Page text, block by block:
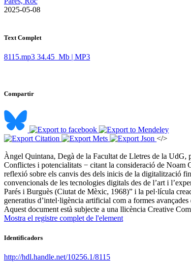
​ 2025-05-08
Text Complet
8115.mp3 34.45 Mb | MP3
Compartir
</>
Àngel Quintana, Degà de la Facultat de Lletres de la
Conflictes i potencialitats − citant la consideració de Noam
reflexió sobre els canvis des dels inicis de la digitalització
convencionals de les tecnologies digitals des de l’art i
Parés i Burguès (Ciutat de Mèxic, 1968)” i la pel·lícula
generatius d’intel·ligència artificial com a formes
Aquest document està subjecte a una llicència Creative
Mostra el registre complet de l'element
Identificadors
http://hdl.handle.net/10256.1/8115